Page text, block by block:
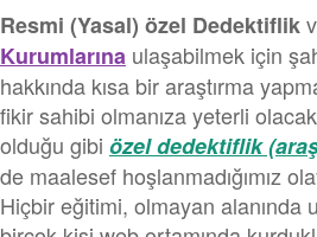
Resmi (Yasal) özel Dedektiflik
Kurumlarına ulaşabilmek için
hakkında kısa bir araştırma
fikir sahibi olmanıza yeterli
olduğu gibi özel dedektiflik
de maalesef hoşlanmadığımız
Hiçbir eğitimi, olmayan alanında